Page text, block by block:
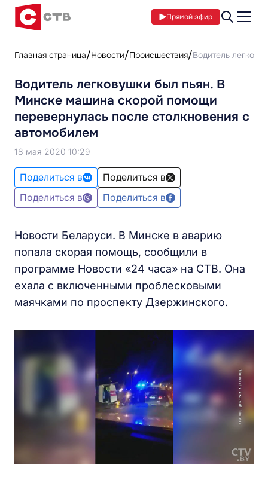
Прямой эфир
Главная страница Новости Происшествия Водитель
Водитель легковушки был пьян. В
Минске машина скорой помощи
перевернулась после столкновения с
автомобилем
18 мая 2020 10:29
Поделиться в
Поделиться в
Поделиться в
Поделиться в
Новости Беларуси. В Минске в аварию
попала скорая помощь, сообщили в
программе Новости «24 часа» на СТВ. Она
ехала с включенными проблесковыми
маячками по проспекту Дзержинского.